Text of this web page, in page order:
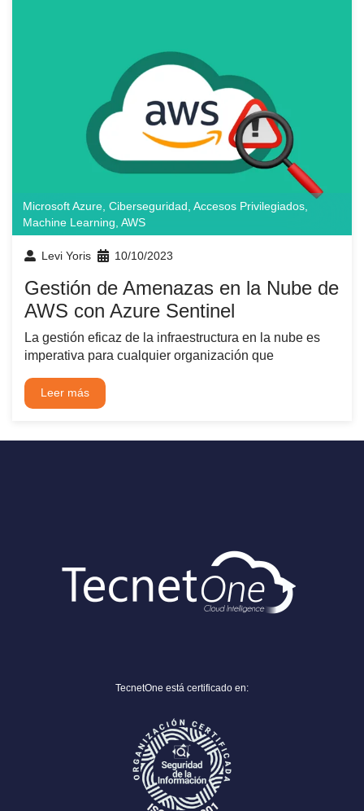
Microsoft Azure Ciberseguridad Accesos Privilegiados
Machine Learning AWS
Levi Yoris 10/10/2023
Gestión de Amenazas en la Nube de
AWS con Azure Sentinel
La gestión eficaz de la infraestructura en la nube es
imperativa para cualquier organización que
Leer más
TecnetOne está certificado en: